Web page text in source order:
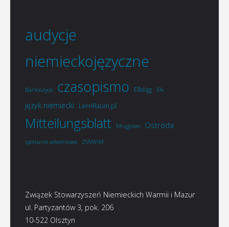
audycje
niemieckojęzyczne
Bartoszyce czasopismo Elbląg Ełk
język niemiecki LernRaum.pl
Mitteilungsblatt Mrągowo Ostróda
spotkanie adwentowe ZSNWiM
Związek Stowarzyszeń Niemieckich Warmii i Mazur
ul. Partyzantów 3, pok. 206
10-522 Olsztyn